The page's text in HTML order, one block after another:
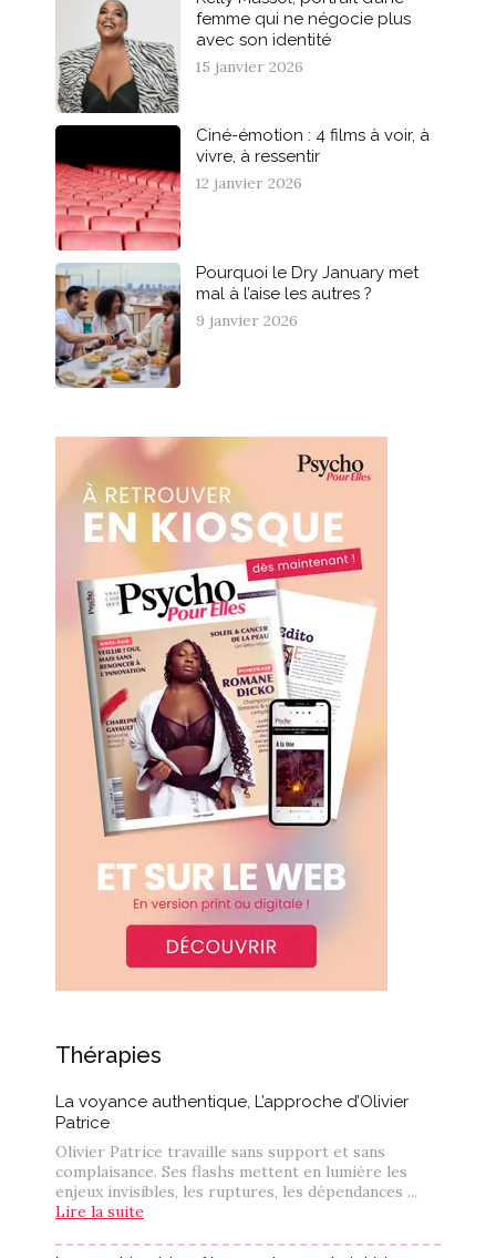
femme qui ne négocie plus
avec son identité
15 janvier 2026
Ciné-émotion : 4 films à voir, à
vivre, à ressentir
12 janvier 2026
Pourquoi le Dry January met
mal à l’aise les autres ?
9 janvier 2026
Thérapies
La voyance authentique, L’approche d’Olivier
Patrice
Olivier Patrice travaille sans support et sans
complaisance. Ses flashs mettent en lumière les
enjeux invisibles, les ruptures, les dépendances ...
Lire la suite